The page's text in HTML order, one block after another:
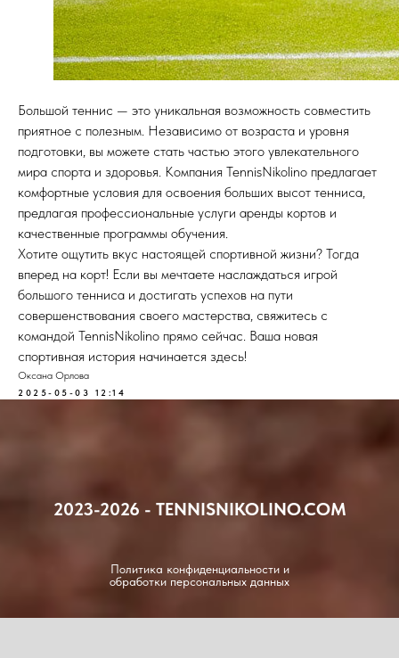
Большой теннис — это уникальная возможность совместить
приятное с полезным. Независимо от возраста и уровня
подготовки, вы можете стать частью этого увлекательного
мира спорта и здоровья. Компания TennisNikolino предлагает
комфортные условия для освоения больших высот тенниса,
предлагая профессиональные услуги аренды кортов и
качественные программы обучения.
Хотите ощутить вкус настоящей спортивной жизни? Тогда
вперед на корт! Если вы мечтаете наслаждаться игрой
большого тенниса и достигать успехов на пути
совершенствования своего мастерства, свяжитесь с
командой TennisNikolino прямо сейчас. Ваша новая
спортивная история начинается здесь!
Оксана Орлова
2025-05-03 12:14
2023-2026 - TENNISNIKOLINO.COM
Политика конфиденциальности и
обработки персональных данных